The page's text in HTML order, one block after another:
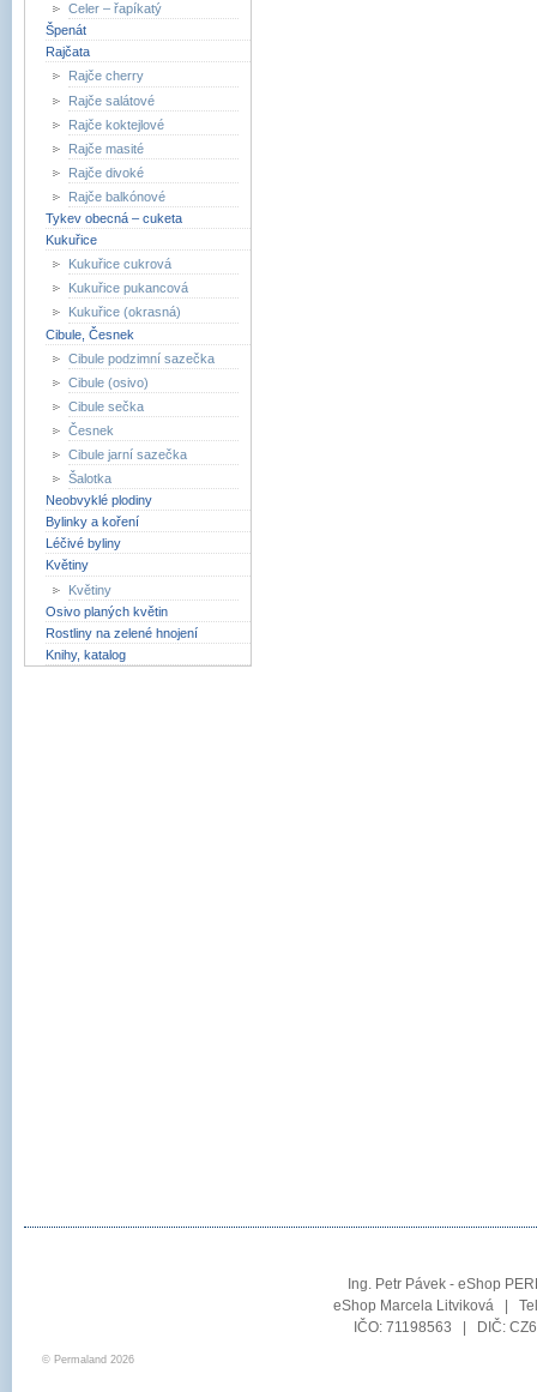
Celer – řapíkatý
Špenát
Rajčata
Rajče cherry
Rajče salátové
Rajče koktejlové
Rajče masité
Rajče divoké
Rajče balkónové
Tykev obecná – cuketa
Kukuřice
Kukuřice cukrová
Kukuřice pukancová
Kukuřice (okrasná)
Cibule, Česnek
Cibule podzimní sazečka
Cibule (osivo)
Cibule sečka
Česnek
Cibule jarní sazečka
Šalotka
Neobvyklé plodiny
Bylinky a koření
Léčivé byliny
Květiny
Květiny
Osivo planých květin
Rostliny na zelené hnojení
Knihy, katalog
Ing. Petr Pávek - eShop
eShop Marcela Litviková |
IČO: 71198563 | DIČ:
© Permaland 2026